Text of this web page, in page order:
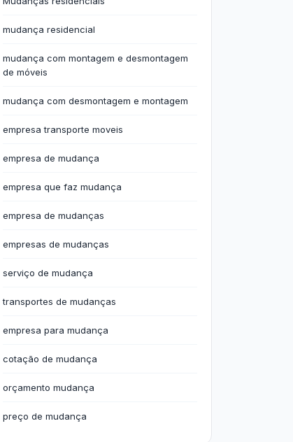
mudança residencial
mudança com montagem e desmontagem
de móveis
mudança com desmontagem e montagem
empresa transporte moveis
empresa de mudança
empresa que faz mudança
empresa de mudanças
empresas de mudanças
serviço de mudança
transportes de mudanças
empresa para mudança
cotação de mudança
orçamento mudança
preço de mudança